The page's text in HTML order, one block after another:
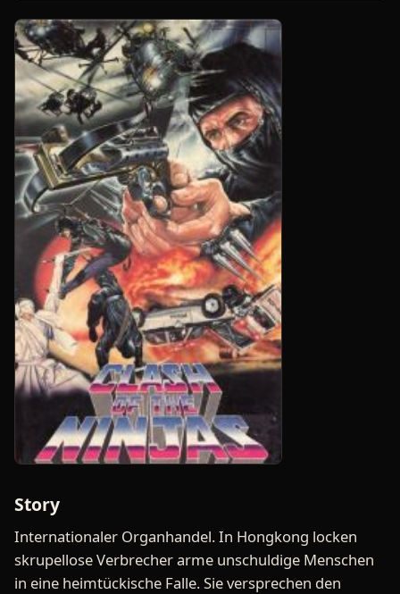
Story
Internationaler Organhandel. In Hongkong locken
skrupellose Verbrecher arme unschuldige Menschen
in eine heimtückische Falle. Sie versprechen den